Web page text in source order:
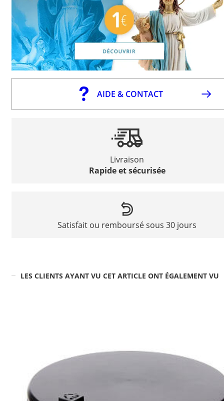
AIDE & CONTACT
Livraison
Rapide et sécurisée
Satisfait ou remboursé sous 30 jours
LES CLIENTS AYANT VU CET ARTICLE ONT ÉGALEMENT VU